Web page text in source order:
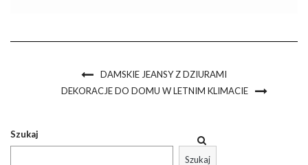
DAMSKIE JEANSY Z DZIURAMI
DEKORACJE DO DOMU W LETNIM KLIMACIE
Szukaj
Szukaj